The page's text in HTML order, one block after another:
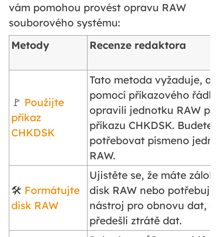
vám pomohou provést opravu RAW
souborového systému:
Metody
Recenze redaktora
🚩 Použijte
příkaz
CHKDSK
Tato metoda vyžaduje,
pomocí příkazového
opravili jednotku RAW
příkazu CHKDSK. Budete
potřebovat písmeno
RAW.
🛠️ Formátujte
disk RAW
Ujistěte se, že máte
disk RAW nebo
nástroj pro obnovu dat,
předešli ztrátě dat.